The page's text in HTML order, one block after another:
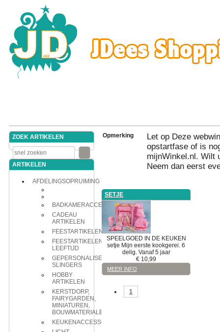
ZOEK ARTIKELEN
ARTIKELEN
AFDELINGSOPRUIMING
BADKAMERACCESSOIRES
CADEAU
ARTIKELEN
FEESTARTIKELEN
FEESTARTIKELEN
LEEFTIJD
GEPERSONALISEERDE
SLINGERS
HOBBY
ARTIKELEN
KERSTDORP,
FAIRYGARDEN,
MINIATUREN,
BOUWMATERIALEN
KEUKENACCESSOIRES
Opmerking
Let op Deze
opstartfase of is
mijnWinkel.nl. Wilt
Neem dan eerst
SETJE
SPEELGOED IN DE KEUKEN
setje Mijn eerste kookgerei. 6
delig. Vanaf 5 jaar
€ 10,99
MEER INFO
1